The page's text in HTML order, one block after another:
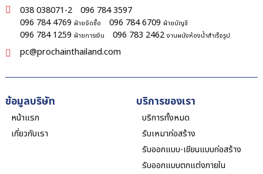
038 038071-2
096 784 3597
096 784 4769 ฝ่ายจัดซื้อ 096 784 6709 ฝ่ายบัญชี
096 784 1259 ฝ่ายการเงิน 096 783 2462 งานผนังห้องน้ำสำเร็จรูป
pc@prochainthailand.com
ข้อมูลบริษัท
หน้าแรก
เกี่ยวกับเรา
บริการของเรา
บริการทั้งหมด
รับเหมาก่อสร้าง
รับออกแบบ-เขียนแบบก่อสร้าง
รับออกแบบตกแต่งภายใน